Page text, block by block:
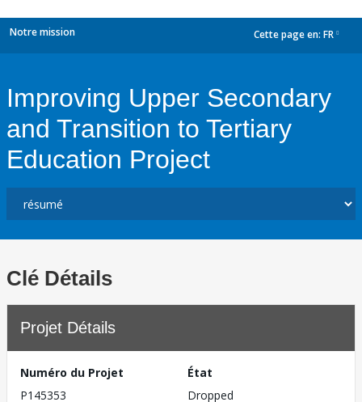
Notre mission Cette page en: FR
Improving Upper Secondary
and Transition to Tertiary
Education Project
Clé Détails
Projet Détails
Numéro du Projet
P145353
État
Dropped